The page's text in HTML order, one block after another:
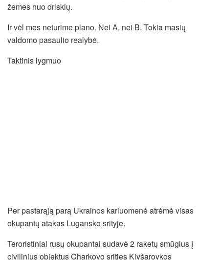
žemes nuo driskių.
Ir vėl mes neturime plano. Nei A, nei B. Tokia masių
valdomo pasaulio realybė.
Taktinis lygmuo
Per pastarąją parą Ukrainos kariuomenė atrėmė visas
okupantų atakas Lugansko srityje.
Teroristiniai rusų okupantai sudavė 2 raketų smūgius į
civilinius objektus Charkovo srities Kivšarovkos